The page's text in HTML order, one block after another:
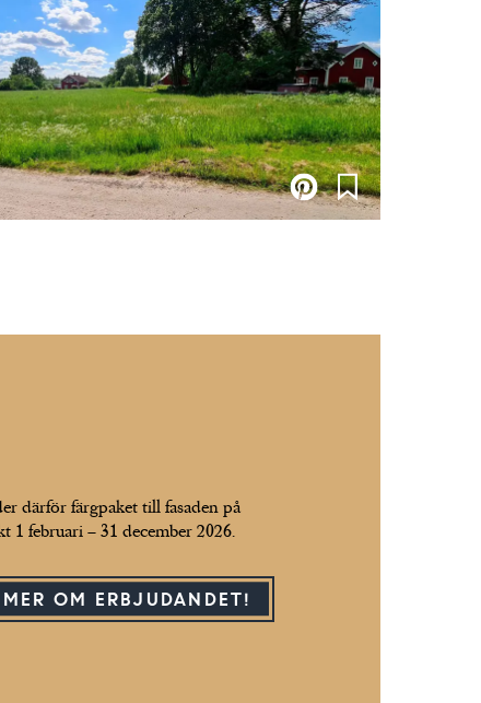
därför färgpaket till fasaden på
februari – 31 december 2026.
OM ERBJUDANDET!